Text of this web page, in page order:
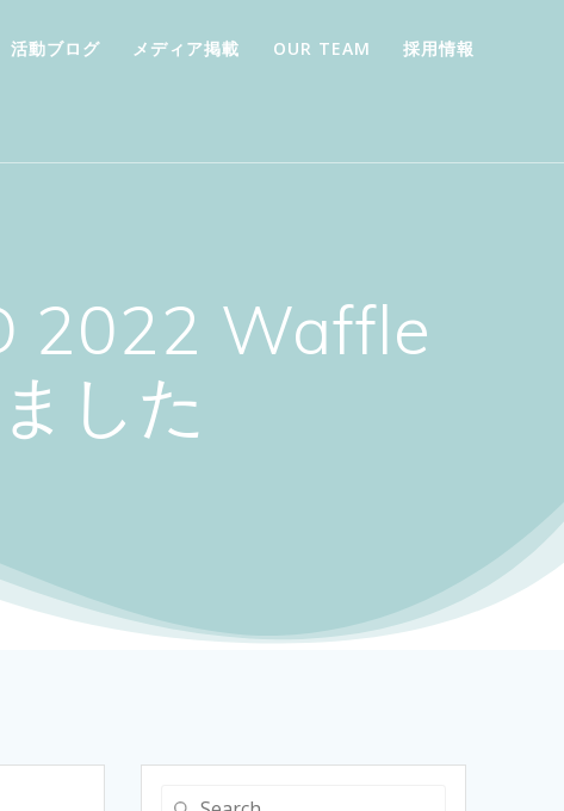
活動ブログ メディア掲載 OUR TEAM 採用情報
2022 Waffle
した
Search